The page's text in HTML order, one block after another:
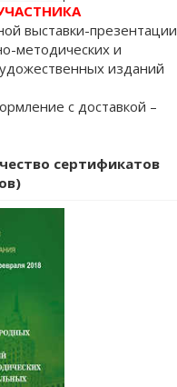
выставки-презентации
методических и
изданий
с доставкой –
сертификатов